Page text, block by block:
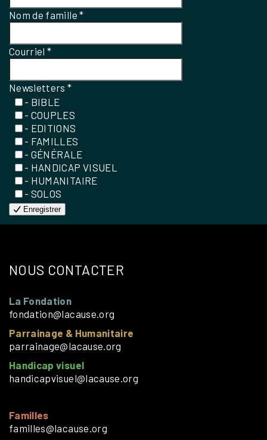
Nom de famille*
Courriel*
Newsletters*
- BIBLE
- COUPLES
- EDITIONS
- FAMILLES
- GÉNÉRALE
- HANDICAP VISUEL
- HUMANITAIRE
- SOLOS
Enregistrer
NOUS CONTACTER
La Fondation
fondation@lacause.org
Parrainage & Humanitaire
parrainage@lacause.org
Handicap visuel
handicapvisuel@lacause.org
Familles
familles@lacause.org